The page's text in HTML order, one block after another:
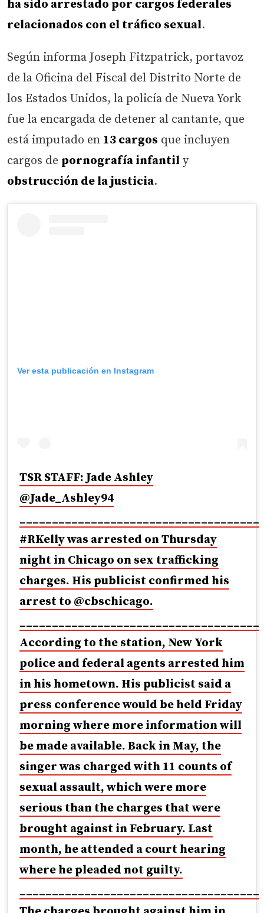
ha sido arrestado por cargos federales
relacionados con el tráfico sexual.
Según informa Joseph Fitzpatrick, portavoz
de la Oficina del Fiscal del Distrito Norte de
los Estados Unidos, la policía de Nueva York
fue la encargada de detener al cantante, que
está imputado en 13 cargos que incluyen
cargos de pornografía infantil y
obstrucción de la justicia.
Ver esta publicación en Instagram
TSR STAFF: Jade Ashley
@Jade_Ashley94
_____________________________________
#RKelly was arrested on Thursday
night in Chicago on sex trafficking
charges. His publicist confirmed his
arrest to @cbschicago.
_____________________________________
According to the station, New York
police and federal agents arrested him
in his hometown. His publicist said a
press conference would be held Friday
morning where more information will
be made available. Back in May, the
singer was charged with 11 counts of
sexual assault, which were more
serious than the charges that were
brought against in February. Last
month, he attended a court hearing
where he pleaded not guilty.
_____________________________________